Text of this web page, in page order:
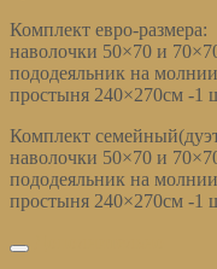
Комплект евро-размера:
наволочки 50×70 и
пододеяльник на
простыня 240×270см -1
Комплект
наволочки 50×70 и
пододеяльник на
простыня 240×270см -1